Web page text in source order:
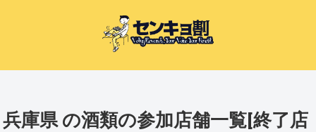
兵庫県 の酒類の参加店舗一覧[終了店